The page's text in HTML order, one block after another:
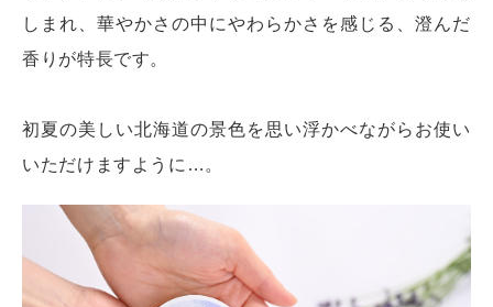
しまれ、華やかさの中にやわらかさを感じる、澄んだ
香りが特長です。
初夏の美しい北海道の景色を思い浮かべながらお使い
いただけますように…。